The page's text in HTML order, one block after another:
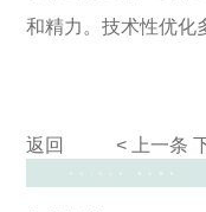
和精力。技术性优化
返回 < 上一条